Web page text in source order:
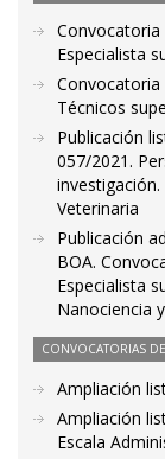
Convocatoria
Especialista
Convocatoria
Técnicos
Publicación
057/2021.
Veterinaria
Publicación
BOA.
Especialista
Nanociencia
CONVOCATORIAS
Ampliación
Ampliación
Escala